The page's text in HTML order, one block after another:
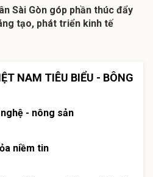
Sài Gòn góp phần thúc đẩy
tạo, phát triển kinh tế
NAM TIÊU BIỂU - BÔNG
- nông sản
niềm tin